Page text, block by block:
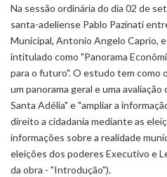
Na sessão ordinária do dia 02 de
santa-adeliense Pablo Pazinati
Municipal, Antonio Angelo Caprio,
intitulado como "Panorama Econôm
para o futuro". O estudo tem como
um panorama geral e uma
Santa Adélia" e "ampliar a
direito a cidadania mediante as
informações sobre a realidade
eleições dos poderes Executivo e
da obra - "Introdução").